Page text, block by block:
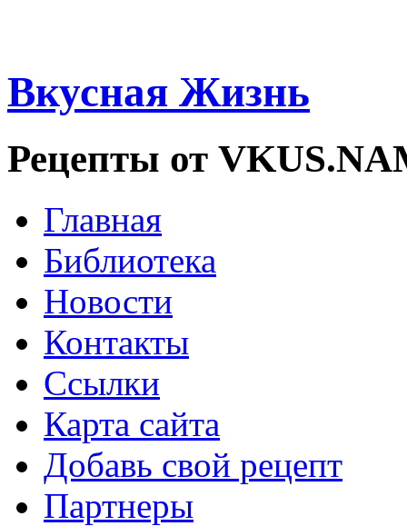
Вкусная Жизнь
Рецепты от
Главная
Библиотека
Новости
Контакты
Ссылки
Карта сайта
Добавь свой рецепт
Партнеры